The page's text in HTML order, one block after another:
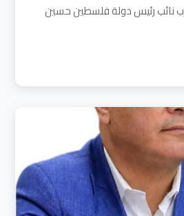
4-6-2026 أعرب نائب رئيس دولة فلسطين حسين